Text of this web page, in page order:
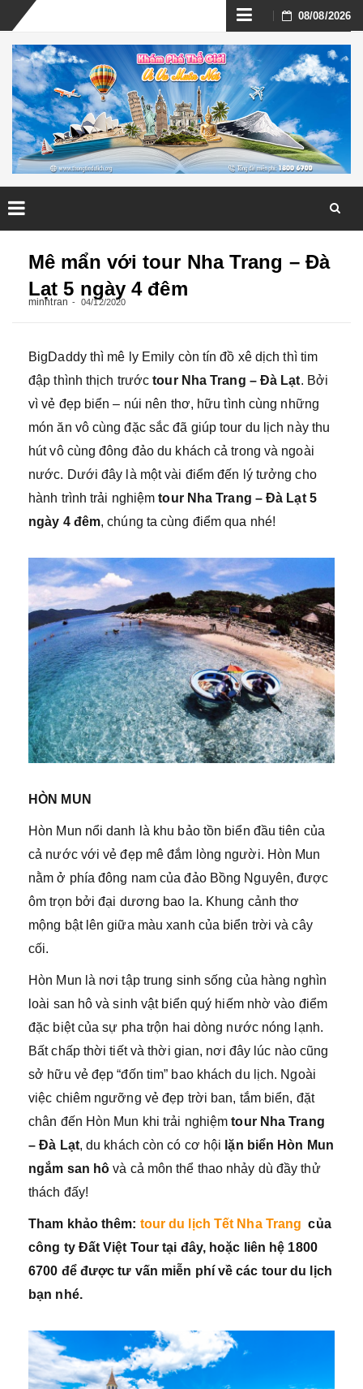
Skip
to
content
08/08/2026
Mê mẩn với tour Nha Trang – Đà
Lạt 5 ngày 4 đêm
minhtran 04/12/2020
BigDaddy thì mê ly Emily còn tín đồ xê dịch thì tim
đập thình thịch trướctour Nha Trang – Đà Lạt. Bởi
vì vẻ đẹp biển – núi nên thơ, hữu tình cùng những
món ăn vô cùng đặc sắc đã giúp tour du lịch này thu
hút vô cùng đông đảo du khách cả trong và ngoài
nước. Dưới đây là một vài điểm đến lý tưởng cho
hành trình trải nghiệmtour Nha Trang – Đà Lạt 5
ngày 4 đêm, chúng ta cùng điểm qua nhé!
HÒN MUN
Hòn Mun nổi danh là khu bảo tồn biển đầu tiên của
cả nước với vẻ đẹp mê đắm lòng người. Hòn Mun
nằm ở phía đông nam của đảo Bồng Nguyên, được
ôm trọn bởi đại dương bao la. Khung cảnh thơ
mộng bật lên giữa màu xanh của biển trời và cây
cối.
Hòn Mun là nơi tập trung sinh sống của hàng nghìn
loài san hô và sinh vật biển quý hiếm nhờ vào điểm
đặc biệt của sự pha trộn hai dòng nước nóng lạnh.
Bất chấp thời tiết và thời gian, nơi đây lúc nào cũng
sở hữu vẻ đẹp “đốn tim” bao khách du lịch. Ngoài
việc chiêm ngưỡng vẻ đẹp trời ban, tắm biển, đặt
chân đến Hòn Mun khi trải nghiệmtour Nha Trang
– Đà Lạt, du khách còn có cơ hội lặn biển Hòn Mun
ngắm san hô và cả môn thể thao nhảy dù đầy thử
thách đấy!
Tham khảo thêm: tour du lịch Tết Nha Trang của
công ty Đất Việt Tour tại đây, hoặc liên hệ 1800
6700 để được tư vấn miễn phí về các tour du lịch
bạn nhé.